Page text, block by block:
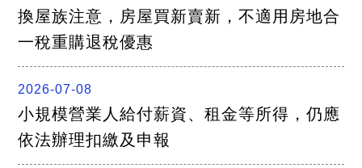
換屋族注意，房屋買新賣新，不適用房地合
一稅重購退稅優惠
2026-07-08
小規模營業人給付薪資、租金等所得，仍應
依法辦理扣繳及申報